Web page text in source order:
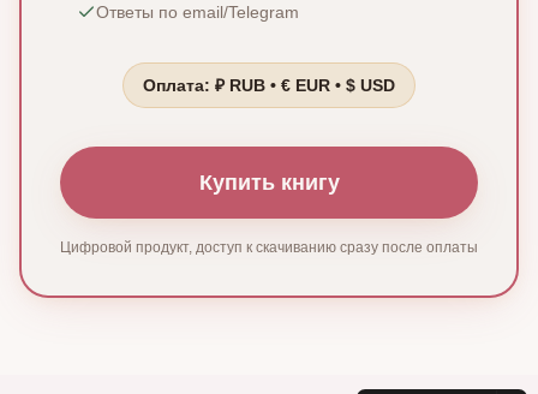
Ответы по email/Telegram
Оплата: ₽ RUB • € EUR • $ USD
Купить книгу
Цифровой продукт, доступ к скачиванию сразу после оплаты